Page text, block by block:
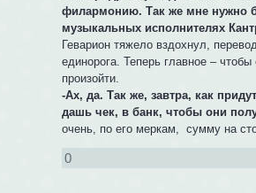
филармонию. Так же мне нужно
музыкальных исполнителях
Геварион тяжело вздохнул,
единорога. Теперь главное –
произойти.
-Ах, да. Так же, завтра, как
дашь чек, в банк, чтобы они
очень, по его меркам, сумму на
0